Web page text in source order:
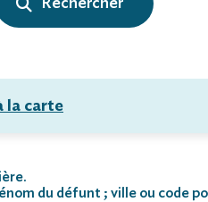
la carte
du défunt ; ville ou code